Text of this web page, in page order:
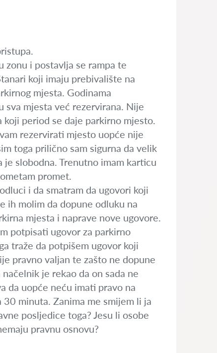
zonu i postavlja se rampa te
koji imaju prebivalište na
mjesta. Godinama
sva mjesta već rezervirana. Nije
period se daje parkirno mjesto.
rezervirati mjesto uopće nije
toga prilično sam sigurna da velik
slobodna. Trenutno imam karticu
promet.
i da smatram da ugovori koji
ih molim da dopune odluku na
mjesta i naprave nove ugovore.
potpisati ugovor za parkirno
traže da potpišem ugovor koji
pravno valjan te zašto ne dopune
je rekao da on sada ne
da uopće neću imati pravo na
minuta. Zanima me smijem li ja
posljedice toga? Jesu li osobe
pravnu osnovu?